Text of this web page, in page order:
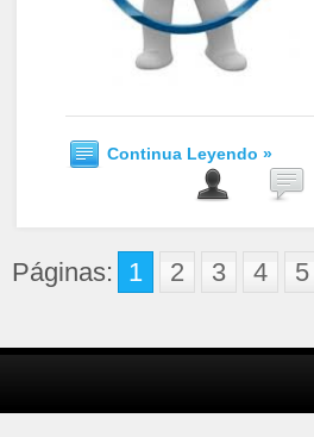
Continua Leyendo »
Páginas: 1 2 3 4 5